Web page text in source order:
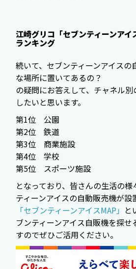
江崎グリコ「セブンティーンア
ランキング
続いて、セブンティーンアイスの
な場所に置いてあるの？
の疑問にお答えして、チャネル
したいと思います。
第1位 公園
第2位 鉄道
第3位 商業施設
第4位 学校
第5位 スポーツ施設
となっており、皆さんの生活の
ティーンアイスの自動販売機が設
「セブンティーンアイスMAP」 と
ブンティーンアイス自販機を探せ
すのでぜひご活用ください。